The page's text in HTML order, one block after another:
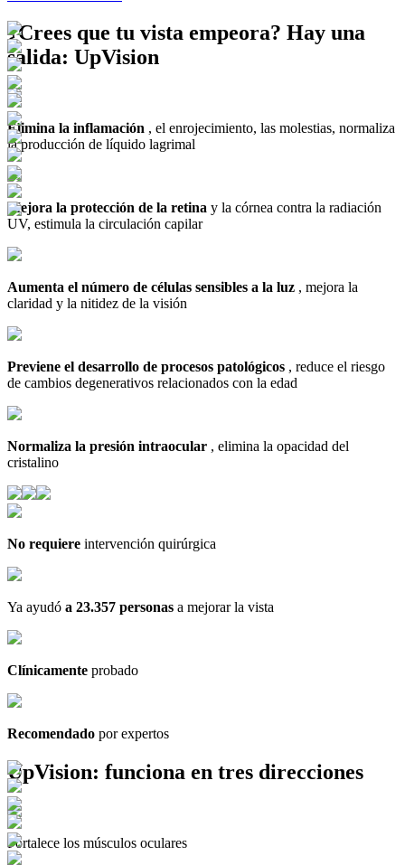
¿Crees que tu vista empeora? Hay una
salida: UpVision
Elimina la inflamación , el enrojecimiento, las molestias, normaliza
la producción de líquido lagrimal
Mejora la protección de la retina y la córnea contra la radiación
UV, estimula la circulación capilar
Aumenta el número de células sensibles a la luz , mejora la
claridad y la nitidez de la visión
Previene el desarrollo de procesos patológicos , reduce el riesgo
de cambios degenerativos relacionados con la edad
Normaliza la presión intraocular , elimina la opacidad del
cristalino
No requiere intervención quirúrgica
Ya ayudó a 23.357 personas a mejorar la vista
Clínicamente probado
Recomendado por expertos
UpVision: funciona en tres direcciones
Fortalece los músculos oculares